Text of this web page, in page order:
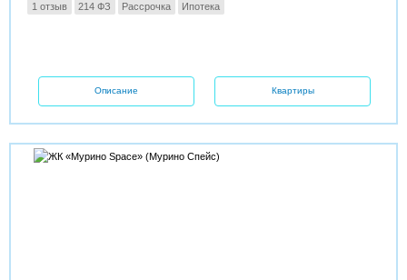
1 отзыв
214 ФЗ Рассрочка Ипотека
Описание Квартиры